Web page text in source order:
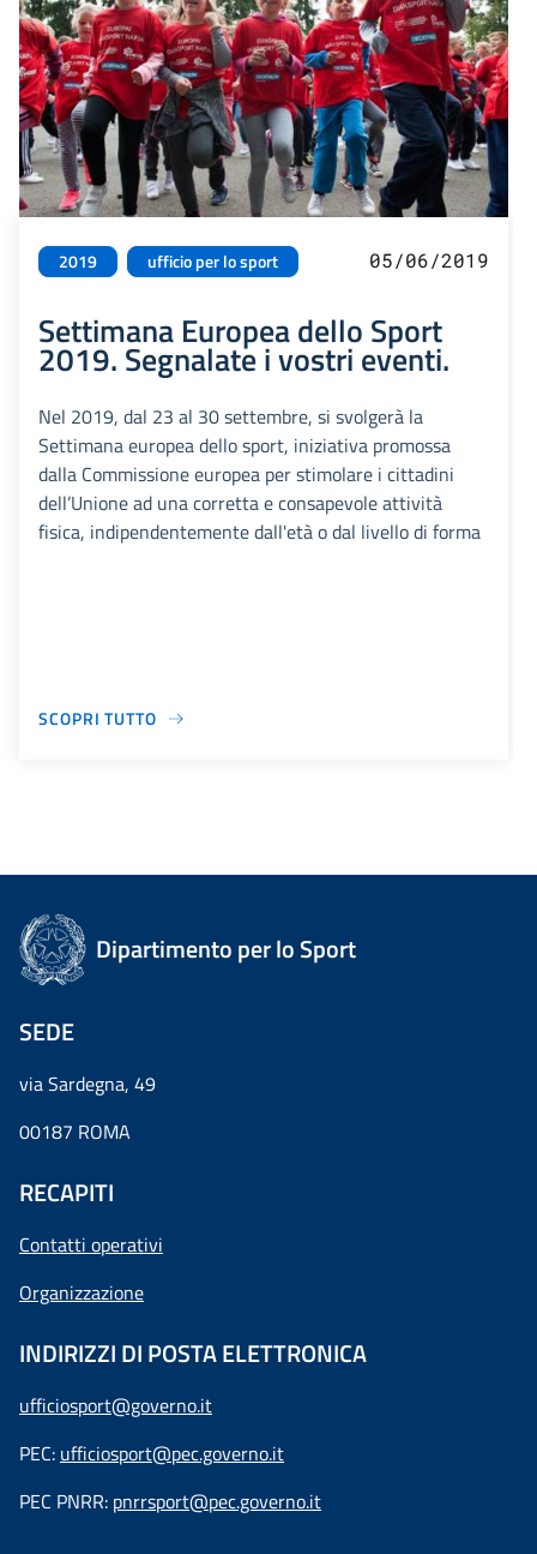
2019 ufficio per lo sport 05/06/2019
Settimana Europea dello Sport
2019. Segnalate i vostri eventi.
Nel 2019, dal 23 al 30 settembre, si svolgerà la
Settimana europea dello sport, iniziativa promossa
dalla Commissione europea per stimolare i cittadini
dell’Unione ad una corretta e consapevole attività
fisica, indipendentemente dall'età o dal livello di forma
SCOPRI TUTTO
Dipartimento per lo Sport
SEDE
via Sardegna, 49
00187 ROMA
RECAPITI
Contatti operativi
Organizzazione
INDIRIZZI DI POSTA ELETTRONICA
ufficiosport@governo.it
PEC: ufficiosport@pec.governo.it
PEC PNRR: pnrrsport@pec.governo.it